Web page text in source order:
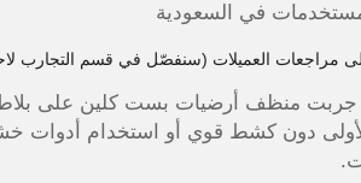
في السعودية
جربت منظف أرضيات بست كلين على
دون كشط قوي أو استخدام أدوات